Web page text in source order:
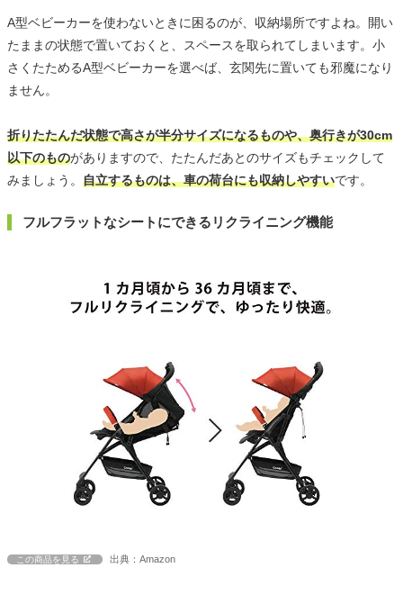
A型ベビーカーを使わないときに困るのが、収納場所ですよね。開い
たままの状態で置いておくと、スペースを取られてしまいます。小
さくたためるA型ベビーカーを選べば、玄関先に置いても邪魔になり
ません。
折りたたんだ状態で高さが半分サイズになるものや、奥行きが30cm
以下のものがありますので、たたんだあとのサイズもチェックして
みましょう。 自立するものは、車の荷台にも収納しやすいです。
フルフラットなシートにできるリクライニング機能
この商品を見る 出典：Amazon